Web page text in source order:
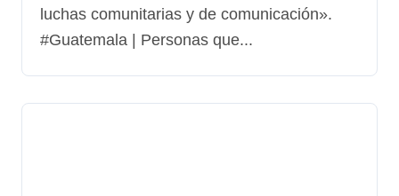
luchas comunitarias y de comunicación».
#Guatemala | Personas que...